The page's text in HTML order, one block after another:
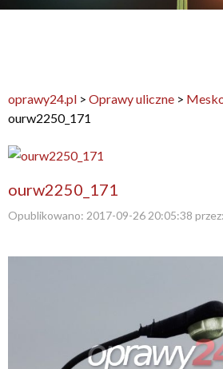
oprawy24.pl > Oprawy uliczne >
ourw2250_171
ourw2250_171
Opublikowano: 2017-09-26 20:05:38 przez: